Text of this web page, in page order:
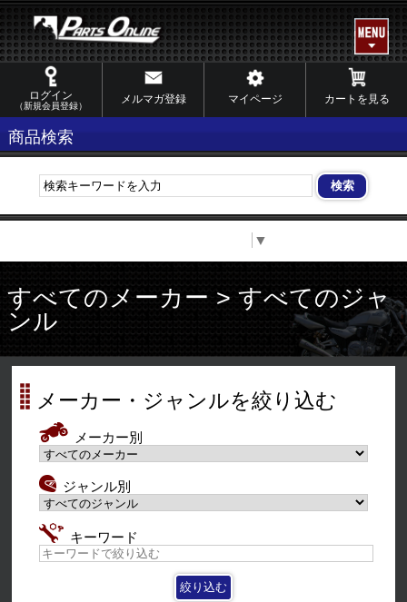
ログイン
（新規会員登録）
メルマガ登録 マイページ カートを見る
商品検索
▼
すべてのメーカー > すべてのジャ
ンル
メーカー・ジャンルを絞り込む
メーカー別
ジャンル別
キーワード